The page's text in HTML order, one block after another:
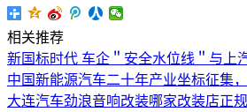
相关推荐
新国标时代 车企＂安全水位线＂与上
中国新能源汽车二十年产业坐标征集
大连汽车劲浪音响改装哪家改装店